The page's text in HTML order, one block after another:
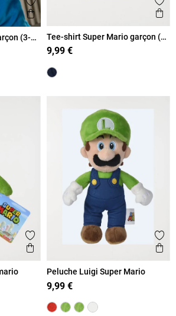
Ajouter aux favoris
Aperçu rapide
(3-
Tee-shirt Super Mario garçon (3-
12A)
9,99 €
Ajouter aux favoris
Aperçu rapide
Peluche Luigi Super Mario
9,99 €